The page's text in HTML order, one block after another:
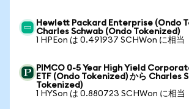
Hewlett Packard Enterprise (Ondo
Charles Schwab (Ondo Tokenized)
1 HPEon は 0.491937 SCHWon に相当
PIMCO 0-5 Year High Yield
ETF (Ondo Tokenized) から Charles
Tokenized)
1 HYSon は 0.880723 SCHWon に相当